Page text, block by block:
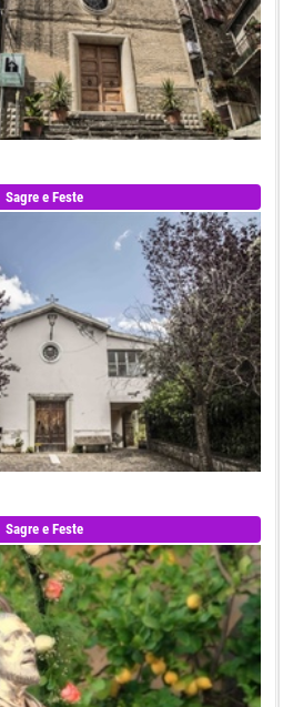
Sagre e Feste
Sagre e Feste